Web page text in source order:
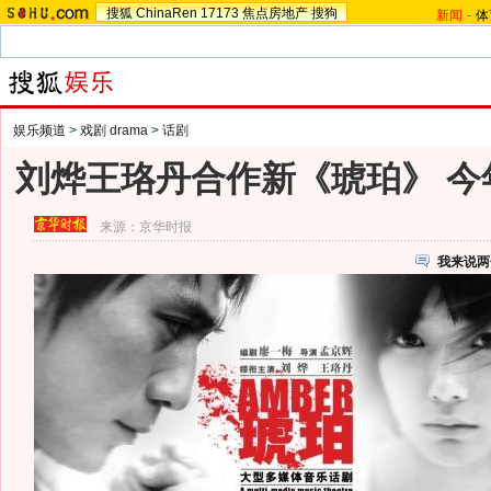
搜狐 ChinaRen 17173 焦点房地产 搜狗 新闻 -
娱乐频道 > 戏剧 drama > 话剧
刘烨王珞丹合作新《琥珀》
来源：京华时报
我来说